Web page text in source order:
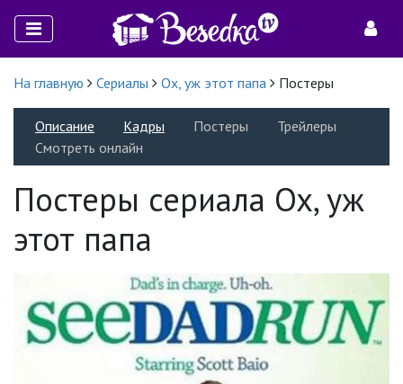
На главную Сериалы Ох, уж этот папа Постеры
Описание Кадры Постеры
Трейлеры
Смотреть онлайн
Постеры сериала Ох, уж
этот папа